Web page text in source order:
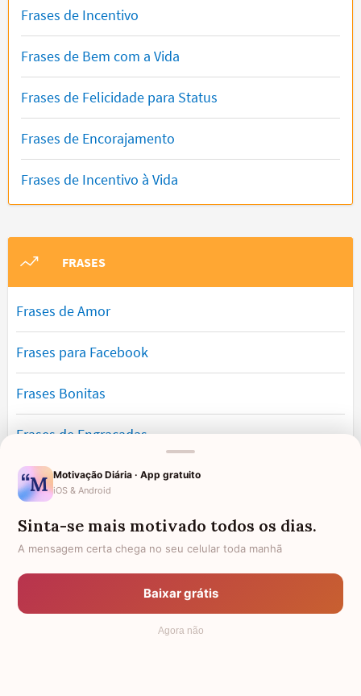
Frases de Incentivo
Frases de Bem com a Vida
Frases de Felicidade para Status
Frases de Encorajamento
Frases de Incentivo à Vida
FRASES
Frases de Amor
Frases para Facebook
Frases Bonitas
Frases de Engraçadas
Frases Românticas
Frases de Reflexão
Frases Lindas
Motivação Diária · App gratuito
iOS & Android
Sinta-se mais motivado todos os dias.
A mensagem certa chega no seu celular toda manhã
Baixar grátis
Agora não